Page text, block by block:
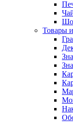
Товары